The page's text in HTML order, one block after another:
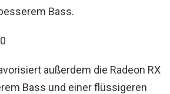
Bass.
außerdem die Radeon RX
Bass und einer flüssigeren